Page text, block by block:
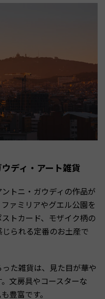
ディ・アート雑貨
トニ・ガウディの作品が
ァミリアやグエル公園を
トカード、モザイク柄の
られる定番のお土産で
た雑貨は、見た目が華や
文房具やコースターな
豊富です。